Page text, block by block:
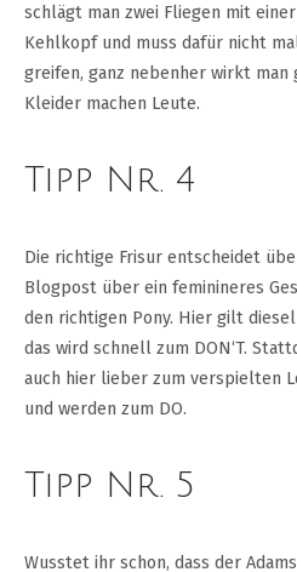
schlägt man zwei Fliegen mit
Kehlkopf und muss dafür nicht
greifen, ganz nebenher wirkt man
Kleider machen Leute.
Tipp Nr. 4
Die richtige Frisur entscheidet
Blogpost über ein feminineres
den richtigen Pony. Hier gilt
das wird schnell zum DON‘T.
auch hier lieber zum verspielten
und werden zum DO.
Tipp Nr. 5
Wusstet ihr schon, dass der